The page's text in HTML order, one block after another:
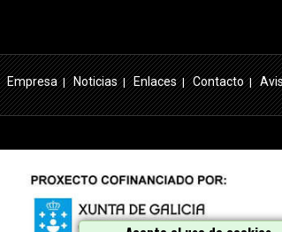
Empresa|Noticias|Enlaces|Contacto|